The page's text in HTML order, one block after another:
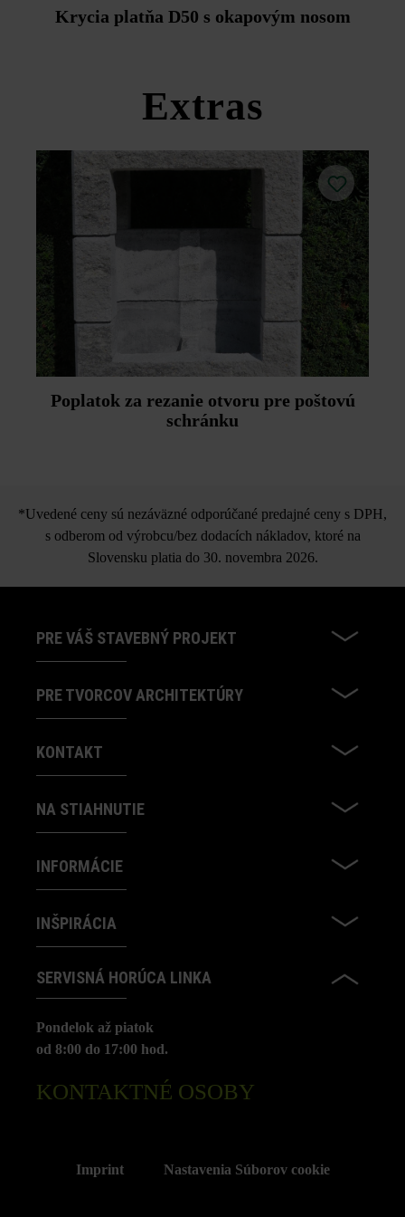
Duoprotect DP30 (paralelná dodávka je možná za
príplatok).
Krycia platňa D50 s okapovým nosom
Extras
Poplatok za rezanie otvoru pre poštovú
schránku
*Uvedené ceny sú nezáväzné odporúčané predajné ceny s DPH,
s odberom od výrobcu/bez dodacích nákladov, ktoré na
Slovensku platia do 30. novembra 2026.
PRE VÁŠ STAVEBNÝ PROJEKT
PRE TVORCOV ARCHITEKTÚRY
KONTAKT
NA STIAHNUTIE
INFORMÁCIE
INŠPIRÁCIA
SERVISNÁ HORÚCA LINKA
Pondelok až piatok
od 8:00 do 17:00 hod.
KONTAKTNÉ OSOBY
Imprint Nastavenia Súborov cookie